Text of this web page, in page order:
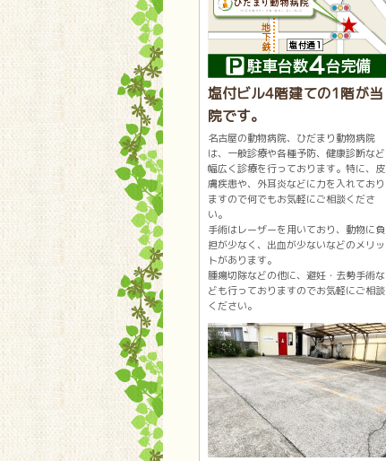
塩付ビル4階建ての1階が当
院です。
名古屋の動物病院、ひだまり動物病院
は、一般診療や各種予防、健康診断など
幅広く診療を行っております。特に、皮
膚疾患や、外耳炎などに力を入れており
ますので何でもお気軽にご相談くださ
い。
手術はレーザーを用いており、動物に負
担が少なく、出血が少ないなどのメリッ
トがあります。
腫瘍切除などの他に、避妊・去勢手術な
ども行っておりますのでお気軽にご相談
ください。